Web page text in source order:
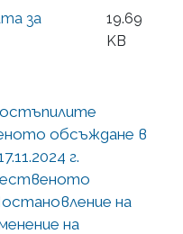
за
19.69
KB
обсъждане в
г.
на
на